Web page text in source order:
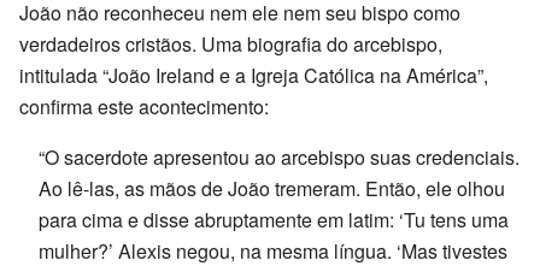
João não reconheceu nem ele nem seu bispo como
verdadeiros cristãos. Uma biografia do arcebispo,
intitulada “João Ireland e a Igreja Católica na América”,
confirma este acontecimento:
“O sacerdote apresentou ao arcebispo suas credenciais.
Ao lê-las, as mãos de João tremeram. Então, ele olhou
para cima e disse abruptamente em latim: ‘Tu tens uma
mulher?’ Alexis negou, na mesma língua. ‘Mas tivestes